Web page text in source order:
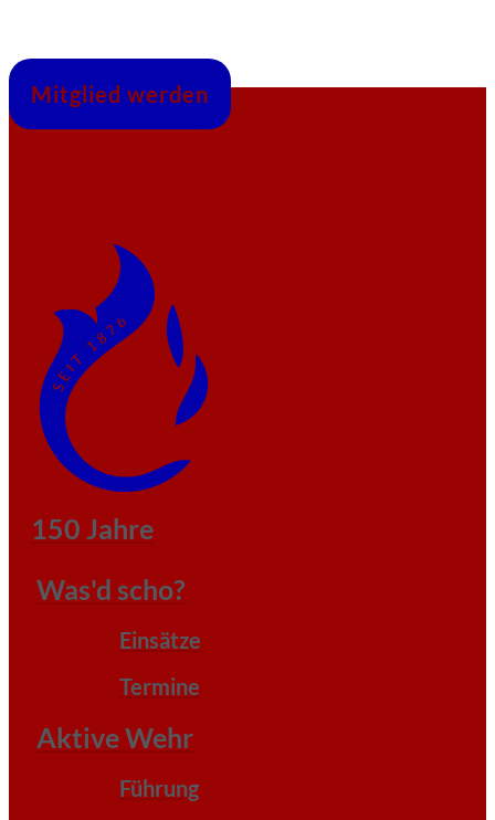
Mitglied werden
150 Jahre
Was'd scho?
Einsätze
Termine
Aktive Wehr
Führung